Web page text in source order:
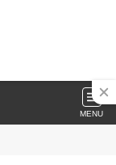
MENU